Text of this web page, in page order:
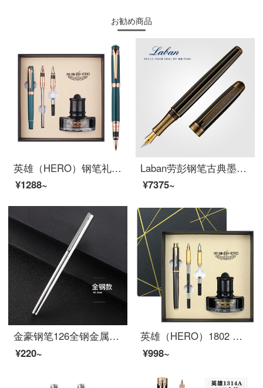
お勧め商品
英雄（HERO）钢笔礼盒849墨绿色 三件套（铱金笔+宝珠+美工）办公礼品墨水礼盒套装
¥1288~
Laban劳彭钢笔古典墨水笔经典复古做旧铱金笔男士高档商务办公成人练字刚笔女生专用文艺送礼礼品笔 条纹金 F尖 0.5mm 明尖
¥7375~
金豪钢笔126全钢金属银色黑色学生男女孩成人商务日常写字书法练字铱金笔墨水笔吸墨器墨囊两用口径2.6 126钢笔简装（全钢） 暗尖0.38MM
¥220~
英雄（HERO）1802 铱金钢笔/宝珠笔/美工笔三合一签字笔墨水礼盒套装 黑色
¥998~